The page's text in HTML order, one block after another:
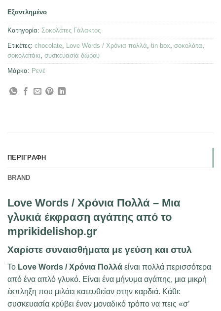
Εξαντλημένο
Κατηγορία: Σοκολάτες Γάλακτος
Ετικέτες: chocolate, Love Words / Χρόνια πολλά, tin box, σοκολάτα,
σοκολατάκι, συσκευασία δώρου
Μάρκα: Ρενέ
ΠΕΡΙΓΡΑΦΉ
BRAND
Love Words / Χρόνια Πολλά – Μια
γλυκιά έκφραση αγάπης από το
mprikidelishop.gr
Χαρίστε συναισθήματα με γεύση και στυλ
Το Love Words / Χρόνια Πολλά είναι πολλά περισσότερα
από ένα απλό γλυκό. Είναι ένα μήνυμα αγάπης, μια μικρή
έκπληξη που μιλάει κατευθείαν στην καρδιά. Κάθε
συσκευασία κρύβει έναν μοναδικό τρόπο να πεις «σ’